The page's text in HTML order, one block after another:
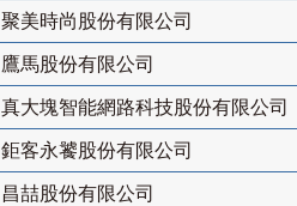
聚美時尚股份有限公司
鷹馬股份有限公司
真大塊智能網路科技股份有限公司
鉅客永饕股份有限公司
昌喆股份有限公司